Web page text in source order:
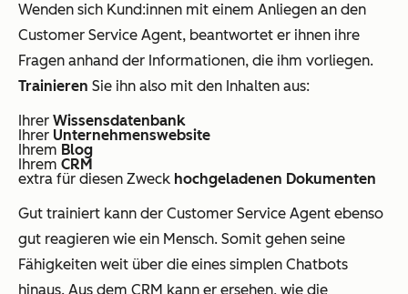
Wenden sich Kund:innen mit einem Anliegen an den
Customer Service Agent, beantwortet er ihnen ihre
Fragen anhand der Informationen, die ihm vorliegen.
Trainieren Sie ihn also mit den Inhalten aus:
Ihrer Wissensdatenbank
Ihrer Unternehmenswebsite
Ihrem Blog
Ihrem CRM
extra für diesen Zweck hochgeladenen Dokumenten
Gut trainiert kann der Customer Service Agent ebenso
gut reagieren wie ein Mensch. Somit gehen seine
Fähigkeiten weit über die eines simplen Chatbots
hinaus. Aus dem CRM kann er ersehen, wie die